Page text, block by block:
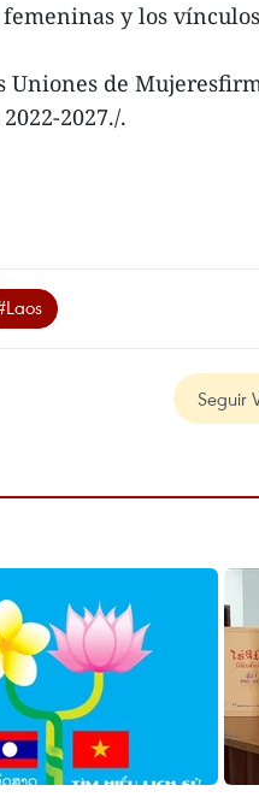
y los
Uniones de
2027./.
Seguir